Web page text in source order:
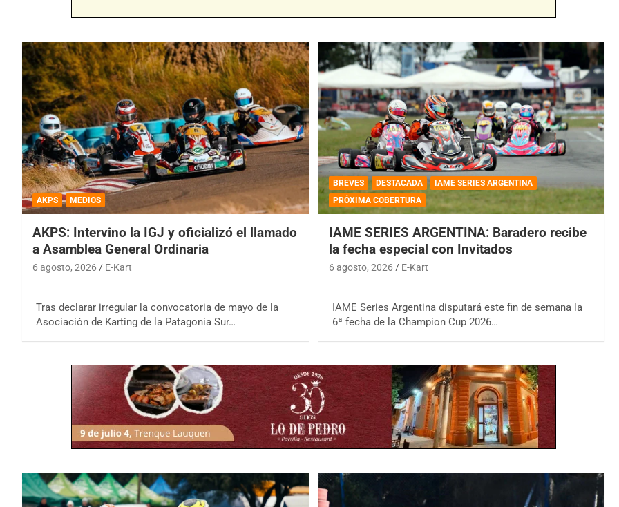
AKPS MEDIOS
AKPS: Intervino la IGJ y oficializó el llamado
a Asamblea General Ordinaria
6 agosto, 2026 E-Kart
Tras declarar irregular la convocatoria de mayo de la
Asociación de Karting de la Patagonia Sur…
BREVES DESTACADA
IAME SERIES ARGENTINA
PRÓXIMA COBERTURA
IAME SERIES ARGENTINA: Baradero recibe
la fecha especial con Invitados
6 agosto, 2026 E-Kart
IAME Series Argentina disputará este fin de semana la
6ª fecha de la Champion Cup 2026…